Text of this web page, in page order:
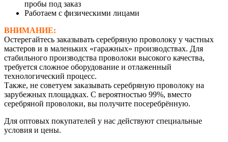
пробы под заказ
Работаем с физическими лицами
ВНИМАНИЕ:
Остерегайтесь заказывать серебряную проволоку у частных
мастеров и в маленьких «гаражных» производствах. Для
стабильного производства проволоки высокого качества,
требуется сложное оборудование и отлаженный
технологический процесс.
Также, не советуем заказывать серебряную проволоку на
зарубежных площадках. С вероятностью 99%, вместо
серебряной проволоки, вы получите посеребрённую.
Для оптовых покупателей у нас действуют специальные
условия и цены.